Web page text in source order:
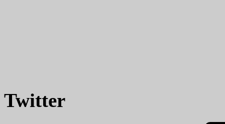
Twitter